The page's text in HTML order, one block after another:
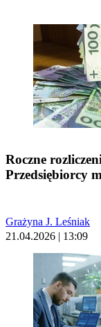
Roczne
Przedsiębiorcy
Grażyna J. Leśniak
21.04.2026 | 13:09